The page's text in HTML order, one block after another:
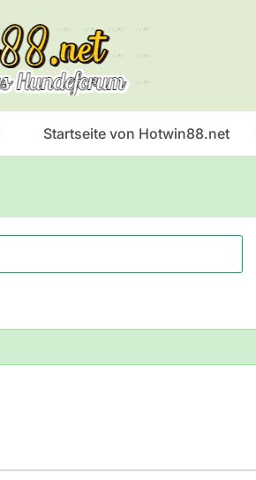
Startseite von Hotwin88.net